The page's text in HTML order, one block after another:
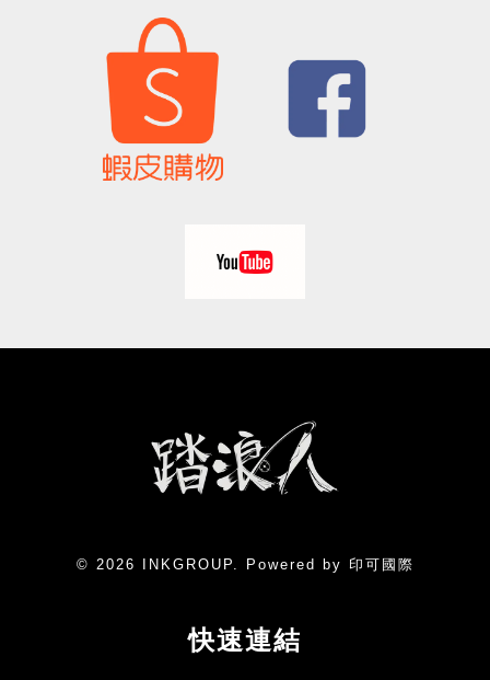
© 2026 INKGROUP. Powered by 印可國際
快速連結